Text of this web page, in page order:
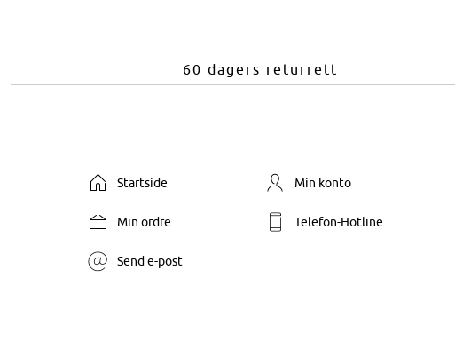
60 dagers returrett
Startside Min konto
Min ordre Telefon-Hotline
Send e-post